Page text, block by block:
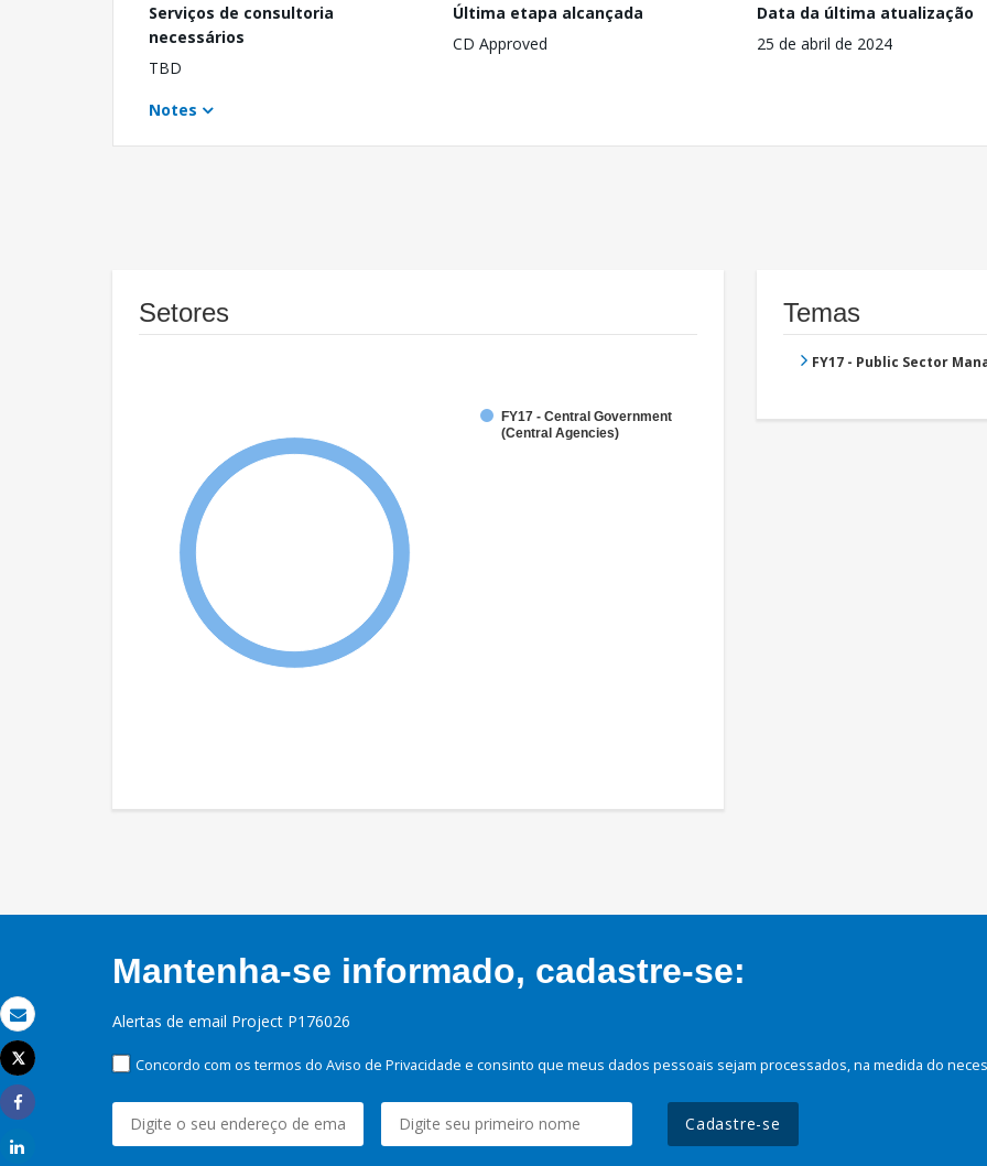
Email
Imprimir
Tweet
Share
Serviços de consultoria
necessários
TBD
Última etapa alcançada
CD Approved
Data da última atualização
25 de abril de 2024
Notes
Setores
FY17 - Central Government
(Central Agencies)
Temas
FY17 - Public Sector
Mantenha-se informado, cadastre-se:
Alertas de email Project P176026
Concordo com os termos do Aviso de Privacidade e consinto que meus dados pessoais sejam processados, na medida do
Cadastre-se